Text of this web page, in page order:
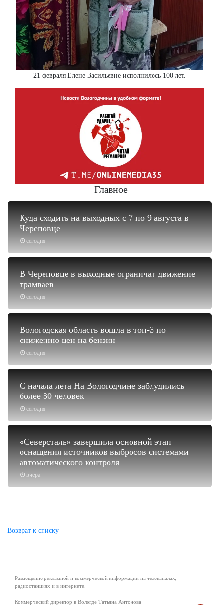
21 февраля Елене Васильевне исполнилось 100 лет.
Главное
сегодня
Куда сходить на выходных с 7 по 9 августа в
Череповце
сегодня
В Череповце в выходные ограничат движение
трамваев
сегодня
Вологодская область вошла в топ-3 по
снижению цен на бензин
сегодня
С начала лета На Вологодчине заблудились
более 30 человек
вчера
«Северсталь» завершила основной этап
оснащения источников выбросов системами
автоматического контроля
Возврат к списку
Размещение рекламной и коммерческой информации на телеканалах,
радиостанциях и в интернете.
Коммерческий директор в Вологде Татьяна Антонова